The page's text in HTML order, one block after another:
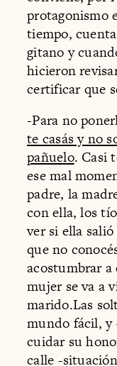
protagonismo
tiempo,
gitano y
hicieron
certificar que
-Para no
te casás y no
pañuelo. Casi
ese mal
padre, la
con ella, los
ver si ella
que no
acostumbrar
mujer se va a
marido.Las
mundo fácil, y
cuidar su
calle -